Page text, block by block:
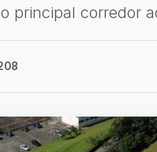
principal corredor